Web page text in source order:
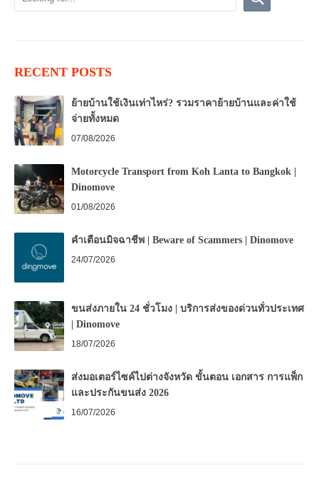
RECENT POSTS
ย้ายบ้านใช้เงินเท่าไหร่? รวมราคาย้ายบ้านและค่าใช้
จ่ายทั้งหมด
07/08/2026
Motorcycle Transport from Koh Lanta to Bangkok |
Dinomove
01/08/2026
คำเตือนมิจฉาชีพ | Beware of Scammers | Dinomove
24/07/2026
ขนส่งภายใน 24 ชั่วโมง | บริการส่งของด่วนทั่วประเทศ
| Dinomove
18/07/2026
ส่งมอเตอร์ไซค์ไปต่างจังหวัด ขั้นตอน เอกสาร การแพ็ก
และประกันขนส่ง 2026
16/07/2026